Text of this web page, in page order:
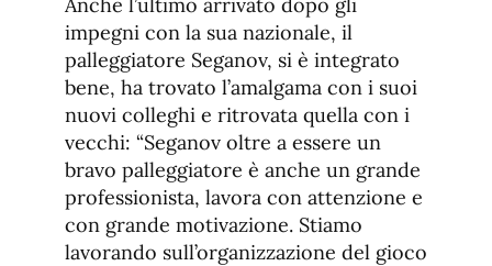
Anche l’ultimo arrivato dopo gli
impegni con la sua nazionale, il
palleggiatore Seganov, si è integrato
bene, ha trovato l’amalgama con i suoi
nuovi colleghi e ritrovata quella con i
vecchi: “Seganov oltre a essere un
bravo palleggiatore è anche un grande
professionista, lavora con attenzione e
con grande motivazione. Stiamo
lavorando sull’organizzazione del gioco